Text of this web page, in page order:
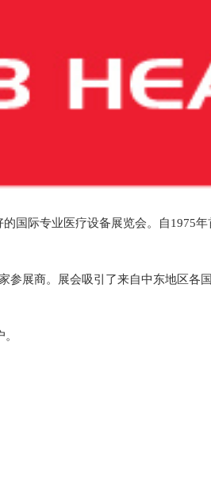
的国际专业医疗设备展览会。自
家参展商。展会吸引了来自中东地区